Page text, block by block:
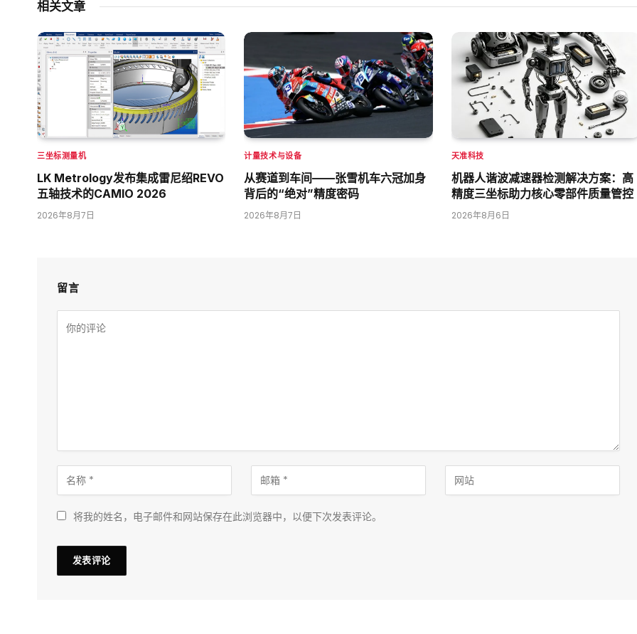
相关文章
三坐标测量机
LK Metrology发布集成雷尼绍REVO
五轴技术的CAMIO 2026
2026年8月7日
计量技术与设备
从赛道到车间——张雪机车六冠加身
背后的“绝对”精度密码
2026年8月7日
天准科技
机器人谐波减速器检测解决方案：高
精度三坐标助力核心零部件质量管控
2026年8月6日
留言
将我的姓名，电子邮件和网站保存在此浏览器中，以便下次发表评论。